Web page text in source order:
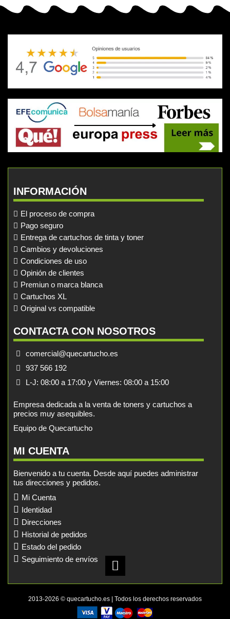
INFORMACIÓN
El proceso de compra
Pago seguro
Entrega de cartuchos de tinta y toner
Cambios y devoluciones
Condiciones de uso
Opinión de clientes
Premiun o marca blanca
Cartuchos XL
Original vs compatible
CONTACTA CON NOSOTROS
comercial@quecartucho.es
937 566 192
L-J: 08:00 a 17:00 y Viernes: 08:00 a 15:00
Empresa dedicada a la venta de toners y cartuchos a
precios muy asequibles.
Equipo de Quecartucho
MI CUENTA
Bienvenido a tu cuenta. Desde aquí puedes administrar
tus direcciones y pedidos.
Mi Cuenta
Identidad
Direcciones
Historial de pedidos
Estado del pedido
Seguimiento de envíos
2013-2026 © quecartucho.es | Todos los derechos reservados